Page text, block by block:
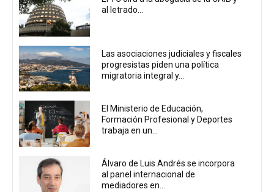
al letrado...
Las asociaciones judiciales y fiscales
progresistas piden una política
migratoria integral y...
El Ministerio de Educación,
Formación Profesional y Deportes
trabaja en un...
Álvaro de Luis Andrés se incorpora
al panel internacional de
mediadores en...